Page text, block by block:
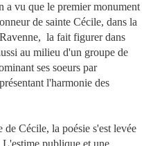
a vu que le premier monument
de sainte Cécile, dans la
la fait figurer dans
au milieu d'un groupe de
ses soeurs par
l'harmonie des
Cécile, la poésie s'est levée